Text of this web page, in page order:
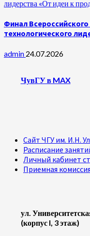
лидерства «От идеи к
Финал
технологического
admin 24.07.2026
ЧувГУ в MAX
Сайт ЧГУ им. И.Н.
Расписание
Личный кабинет
Приемная
ул.
(корпус I, 3 этаж)